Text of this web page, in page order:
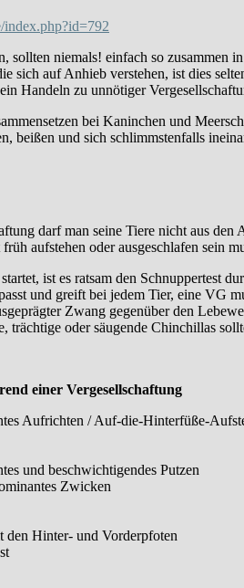
index.php?id=792
sollten niemals! einfach so zusammen
sich auf Anhieb verstehen, ist dies
Handeln zu unnötiger
bei Kaninchen und
beißen und sich schlimmstenfalls
darf man seine Tiere nicht aus
aufstehen oder ausgeschlafen sein
ist es ratsam den Schnuppertest
und greift bei jedem Tier, eine VG
Zwang gegenüber den
trächtige oder säugende Chinchillas
einer Vergesellschaftung
Aufrichten / Auf-die-Hinterfüße-
und beschwichtigendes Putzen
Zwicken
Hinter- und Vorderpfoten